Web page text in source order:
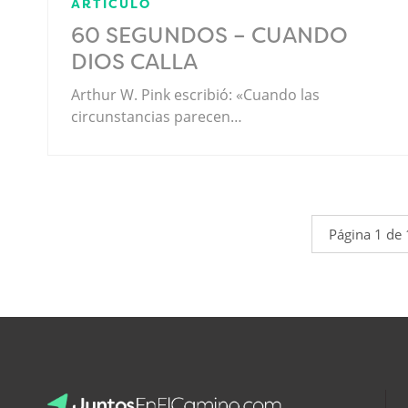
60 SEGUNDOS – CUANDO
DIOS CALLA
Arthur W. Pink escribió: «Cuando las
circunstancias parecen…
Página 1 de